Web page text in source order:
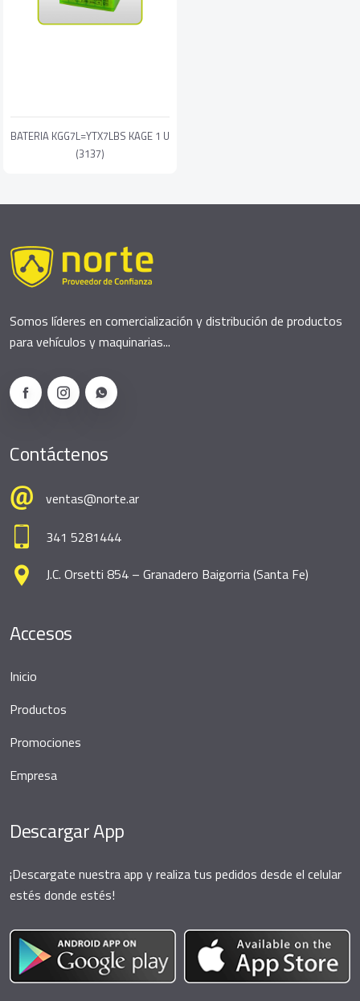
BATERIA KGG7L=YTX7LBS KAGE 1 U
(3137)
Somos líderes en comercialización y distribución de productos
para vehículos y maquinarias...
Contáctenos
ventas@norte.ar
341 5281444
J.C. Orsetti 854 – Granadero Baigorria (Santa Fe)
Accesos
Inicio
Productos
Promociones
Empresa
Descargar App
¡Descargate nuestra app y realiza tus pedidos desde el celular
estés donde estés!